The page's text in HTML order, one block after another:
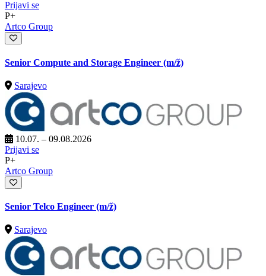
Prijavi se
P+
Artco Group
Senior Compute and Storage Engineer (m/ž)
Sarajevo
10.07. – 09.08.2026
Prijavi se
P+
Artco Group
Senior Telco Engineer (m/ž)
Sarajevo